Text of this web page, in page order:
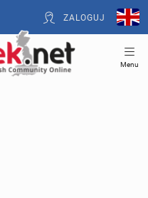
ZALOGUJ
Menu